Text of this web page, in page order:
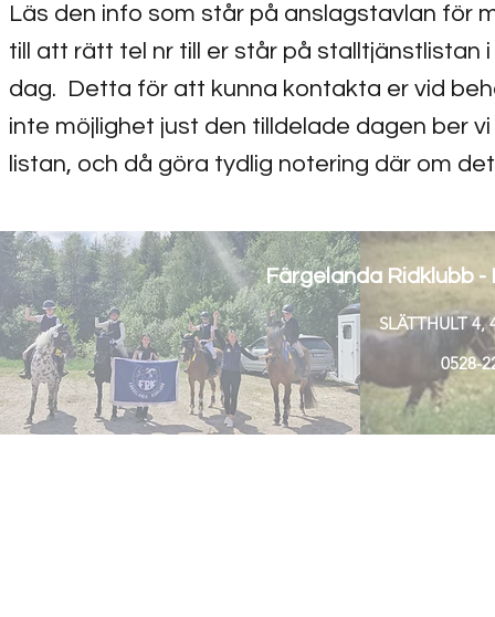
Läs den info som står på anslagstavlan för
till att rätt tel nr till er står på stalltjänstlistan
dag. Detta för att kunna kontakta er vid
inte möjlighet just den tilldelade dagen ber
listan, och då göra tydlig notering där om
SLÄTTHULT 4,
0528-
Färgelanda Ridklubb -